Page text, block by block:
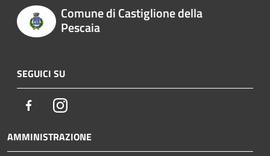
Comune di Castiglione della
Pescaia
SEGUICI SU
FacebookInstagram
AMMINISTRAZIONE